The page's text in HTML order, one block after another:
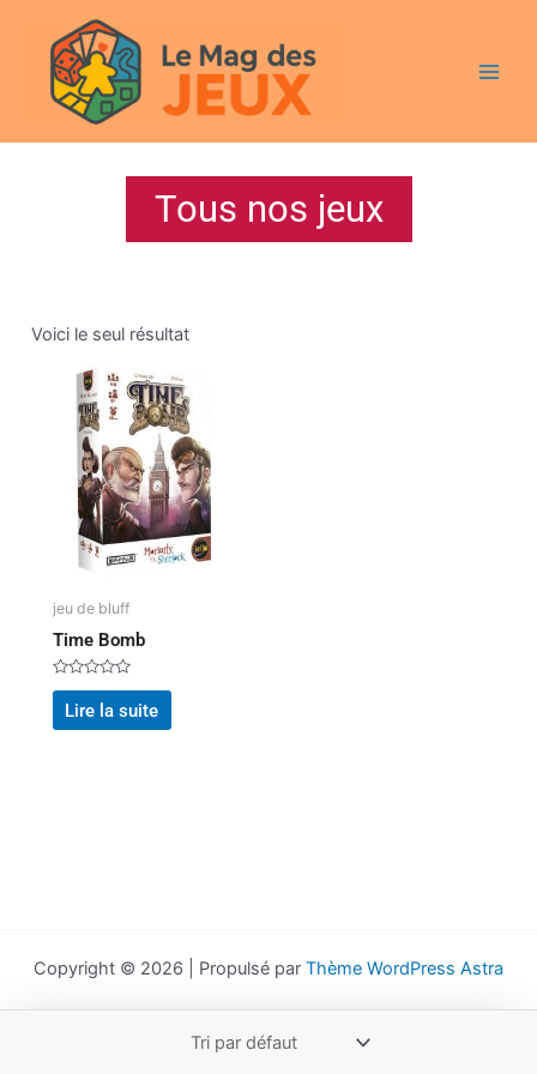
contenu
Tous nos jeux
Voici le seul résultat
jeu de bluff
Time Bomb
Note
sur
5
Lire la suite
Copyright © 2026 | Propulsé par Thème WordPress Astra